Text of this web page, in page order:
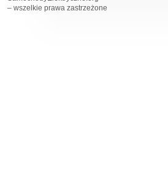
– wszelkie prawa zastrzeżone